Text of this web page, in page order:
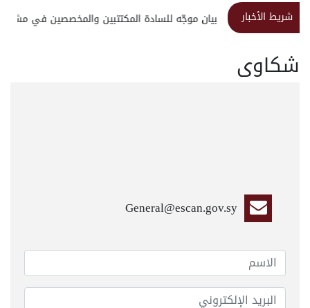
شريط الأخبار استبيان موجّه للسادة المكتتبين والمخصصين في
شكاوى
General@escan.gov.sy